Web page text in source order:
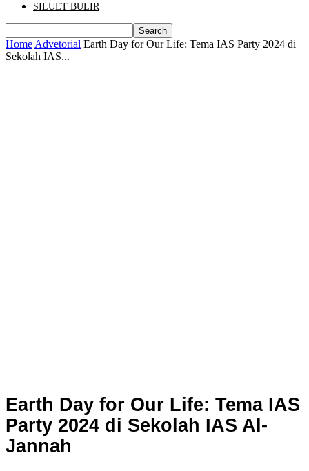
SILUET BULIR
Home Advetorial Earth Day for Our Life: Tema IAS Party 2024 di
Sekolah IAS...
Earth Day for Our Life: Tema IAS
Party 2024 di Sekolah IAS Al-
Jannah